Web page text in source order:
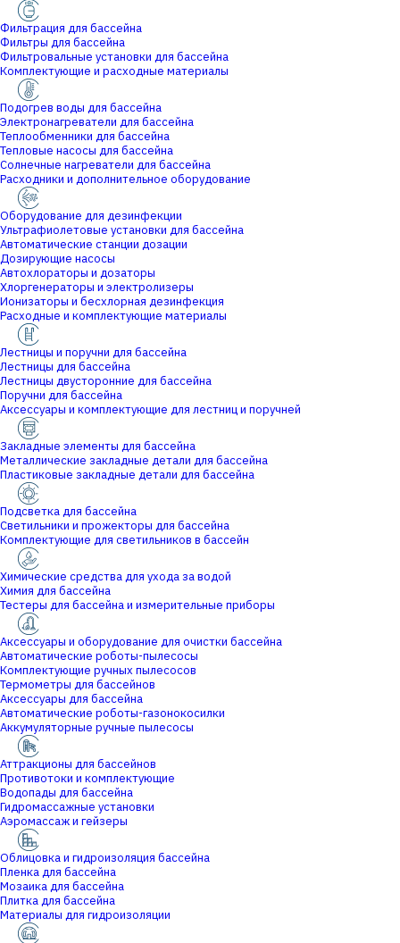
Фильтрация для бассейна
Фильтры для бассейна
Фильтровальные установки для бассейна
Комплектующие и расходные материалы
Подогрев воды для бассейна
Электронагреватели для бассейна
Теплообменники для бассейна
Тепловые насосы для бассейна
Солнечные нагреватели для бассейна
Расходники и дополнительное оборудование
Оборудование для дезинфекции
Ультрафиолетовые установки для бассейна
Автоматические станции дозации
Дозирующие насосы
Автохлораторы и дозаторы
Хлоргенераторы и электролизеры
Ионизаторы и бесхлорная дезинфекция
Расходные и комплектующие материалы
Лестницы и поручни для бассейна
Лестницы для бассейна
Лестницы двусторонние для бассейна
Поручни для бассейна
Аксессуары и комплектующие для лестниц и поручней
Закладные элементы для бассейна
Металлические закладные детали для бассейна
Пластиковые закладные детали для бассейна
Подсветка для бассейна
Светильники и прожекторы для бассейна
Комплектующие для светильников в бассейн
Химические средства для ухода за водой
Химия для бассейна
Тестеры для бассейна и измерительные приборы
Аксессуары и оборудование для очистки бассейна
Автоматические роботы-пылесосы
Комплектующие ручных пылесосов
Термометры для бассейнов
Аксессуары для бассейна
Автоматические роботы-газонокосилки
Аккумуляторные ручные пылесосы
Аттракционы для бассейнов
Противотоки и комплектующие
Водопады для бассейна
Гидромассажные установки
Аэромассаж и гейзеры
Облицовка и гидроизоляция бассейна
Пленка для бассейна
Мозаика для бассейна
Плитка для бассейна
Материалы для гидроизоляции